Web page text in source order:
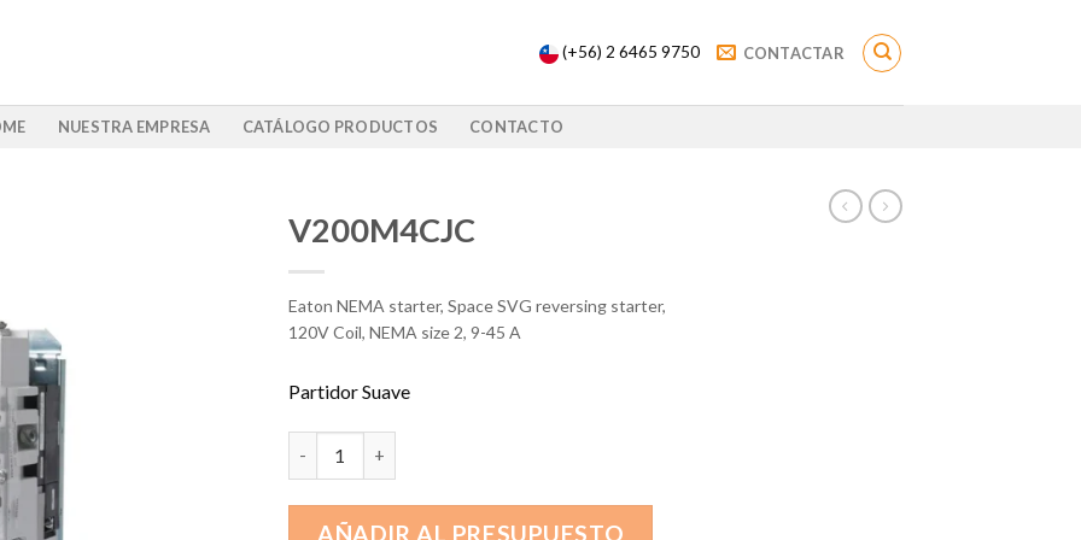
(+56) 2 6465 9750 CONTACTAR
NUESTRA EMPRESA CATÁLOGO PRODUCTOS CONTACTO
V200M4CJC
Eaton NEMA starter, Space SVG reversing starter,
120V Coil, NEMA size 2, 9-45 A
Partidor Suave
AÑADIR AL PRESUPUESTO